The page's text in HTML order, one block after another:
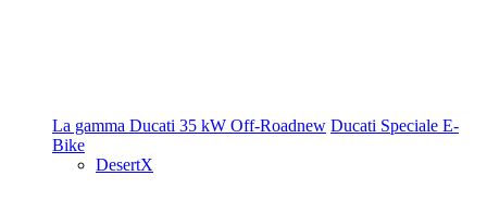
La gamma Ducati 35 kW Off-Roadnew Ducati Speciale E-
Bike
DesertX